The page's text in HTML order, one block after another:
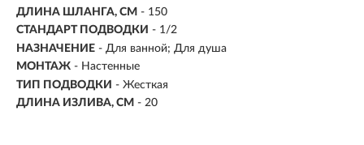
ДЛИНА ШЛАНГА, СМ - 150
СТАНДАРТ ПОДВОДКИ - 1/2
НАЗНАЧЕНИЕ - Для ванной; Для душа
МОНТАЖ - Настенные
ТИП ПОДВОДКИ - Жесткая
ДЛИНА ИЗЛИВА, СМ - 20